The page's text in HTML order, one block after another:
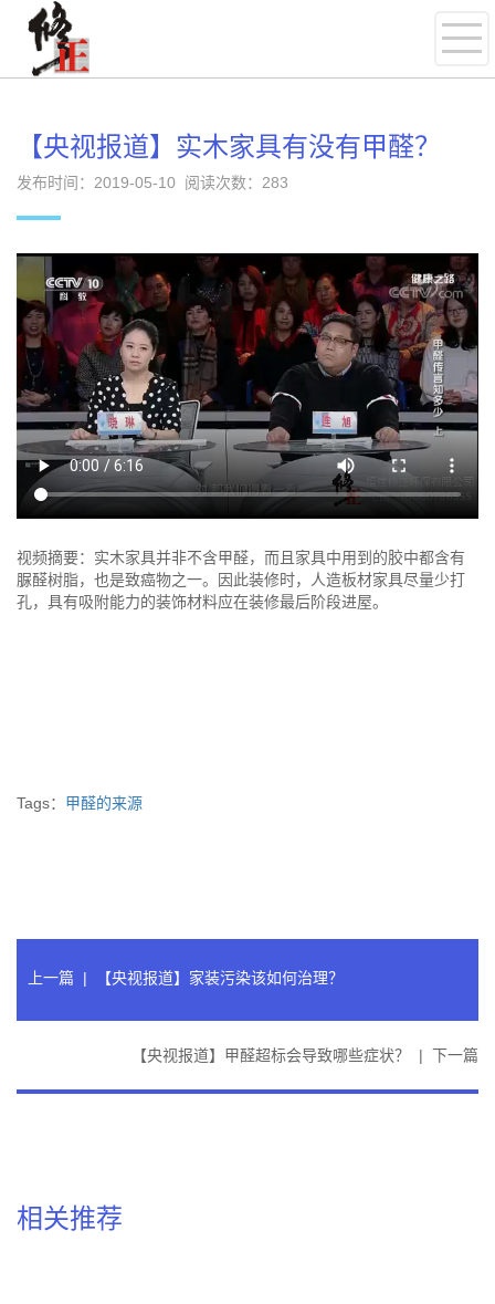
【央视报道】实木家具有没有甲醛？
发布时间：2019-05-10 阅读次数： 283
视频摘要：实木家具并非不含甲醛，而且家具中用到的胶中都含有
脲醛树脂，也是致癌物之一。因此装修时，人造板材家具尽量少打
孔，具有吸附能力的装饰材料应在装修最后阶段进屋。
Tags： 甲醛的来源
上一篇 | 【央视报道】家装污染该如何治理？
【央视报道】甲醛超标会导致哪些症状？ | 下一篇
相关推荐